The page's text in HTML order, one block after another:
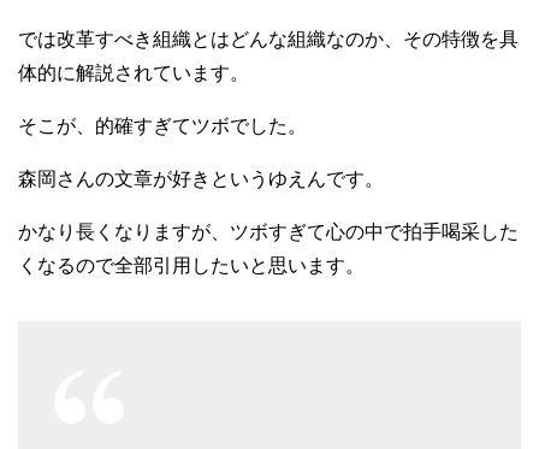
では改革すべき組織とはどんな組織なのか、その特徴を具
体的に解説されています。
そこが、的確すぎてツボでした。
森岡さんの文章が好きというゆえんです。
かなり長くなりますが、ツボすぎて心の中で拍手喝采した
くなるので全部引用したいと思います。